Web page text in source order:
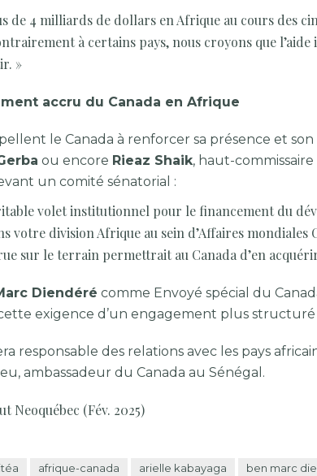
de 4 milliards de dollars en Afrique au cours des
à certains pays, nous croyons que
»
accru du Canada en Afrique
le Canada à renforcer sa présence et
ou encore Rieaz Shaik, haut-
un comité sénatorial :
volet institutionnel pour le financement du
votre division Afrique au sein d’Affaires
sur le terrain permettrait au Canada d’en
Diendéré comme Envoyé spécial du
exigence d’un engagement plus
responsable des relations avec les pays
ambassadeur du Canada au Sénégal.
Neoquébec (Fév. 2025)
afrique-canada arielle kabayaga ben marc